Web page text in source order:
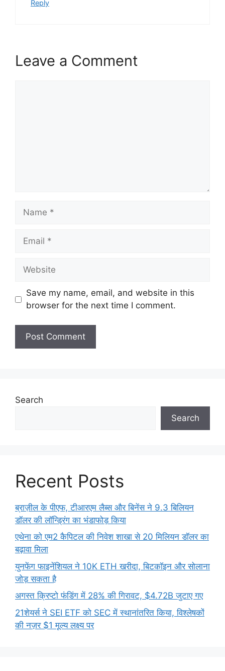
Reply
Leave a Comment
Name
Email
Website
Save my name, email, and website in this
browser for the next time I comment.
Search
Search
Recent Posts
ब्राज़ील के पीएफ, टीआरएम लैब्स और बिनेंस ने 9.3 बिलियन
डॉलर की लॉन्ड्रिंग का भंडाफोड़ किया
एथेना को एम2 कैपिटल की निवेश शाखा से 20 मिलियन डॉलर का
बढ़ावा मिला
युनफेंग फाइनेंशियल ने 10K ETH खरीदा, बिटकॉइन और सोलाना
जोड़ सकता है
अगस्त क्रिप्टो फंडिंग में 28% की गिरावट, $4.72B जुटाए गए
21शेयर्स ने SEI ETF को SEC में स्थानांतरित किया, विश्लेषकों
की नज़र $1 मूल्य लक्ष्य पर